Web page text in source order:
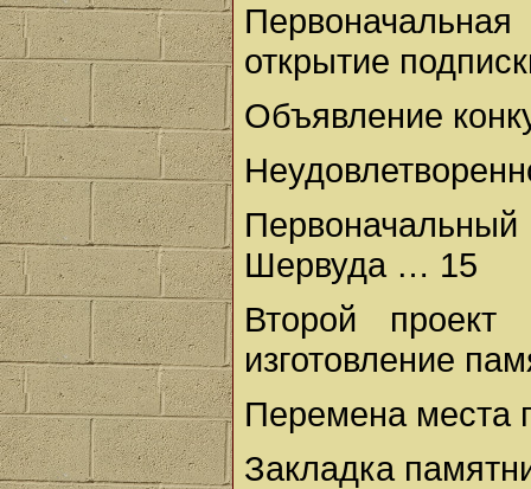
открытие
Объявление
Шервуда … 15
Второй
изготовление
Перемена места
Закладка